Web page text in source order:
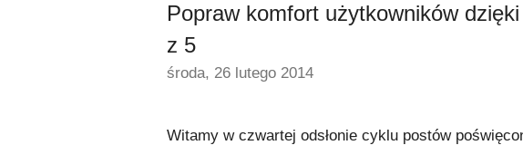
Popraw komfort użytkowników
z 5
środa, 26 lutego 2014
Witamy w czwartej odsłonie cyklu postów